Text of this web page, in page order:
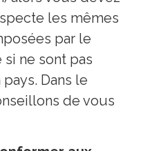
les mêmes
par le
si ne sont pas
Dans le
de vous